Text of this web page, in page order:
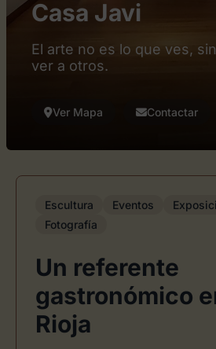
Casa Javi
El arte no es lo que ves,
ver a otros.
Ver Mapa Contactar
Escultura Eventos
Fotografía
Un referente
gastronómico
Rioja